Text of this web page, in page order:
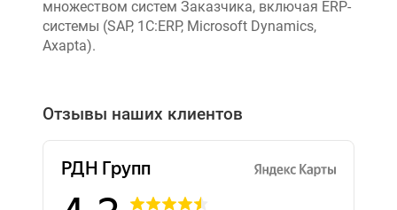
множеством систем Заказчика, включая ERP-
системы (SAP, 1C:ERP, Microsoft Dynamics,
Axapta).
Отзывы наших клиентов